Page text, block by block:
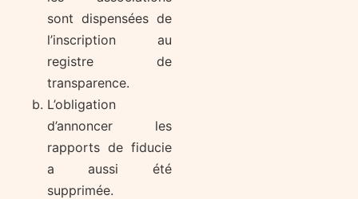
sont dispensées de
l’inscription au
registre de
transparence.
L’obligation
d’annoncer les
rapports de fiducie
a aussi été
supprimée.